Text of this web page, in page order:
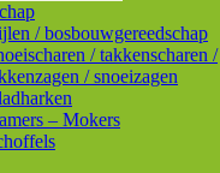
/ bosbouwgereedschap
/ takkenscharen /
/ snoeizagen
– Mokers